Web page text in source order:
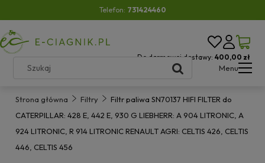
Telefon: 731424460
Do darmowej dostawy: 400,00 zł
Menu
Strona główna Filtry
Filtr paliwa SN70137 HIFI FILTER do
CATERPILLAR: 428 E, 442 E, 930 G LIEBHERR: A 904 LITRONIC, A
924 LITRONIC, R 914 LITRONIC RENAULT AGRI: CELTIS 426, CELTIS
446, CELTIS 456